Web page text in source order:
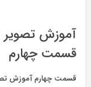
قسمت چهارم